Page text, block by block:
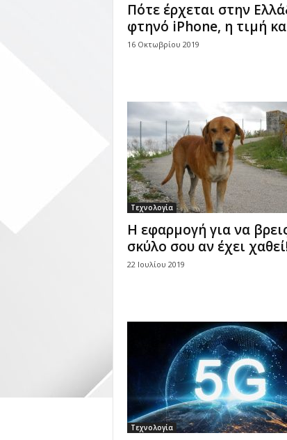
Πότε έρχεται στην
φτηνό iPhone, η τιμή
16 Οκτωβρίου 2019
Τεχνολογία
Η εφαρμογή για να
σκύλο σου αν έχει
22 Ιουλίου 2019
Τεχνολογία